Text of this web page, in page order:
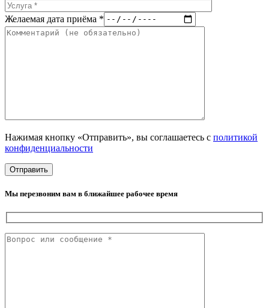
Желаемая дата приёма *
Нажимая кнопку «Отправить», вы соглашаетесь с политикой
конфиденциальности
Мы перезвоним вам в ближайшее рабочее время